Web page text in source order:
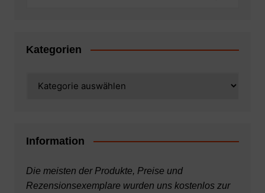
Kategorien
Information
Die meisten der Produkte, Preise und
Rezensionsexemplare wurden uns kostenlos zur